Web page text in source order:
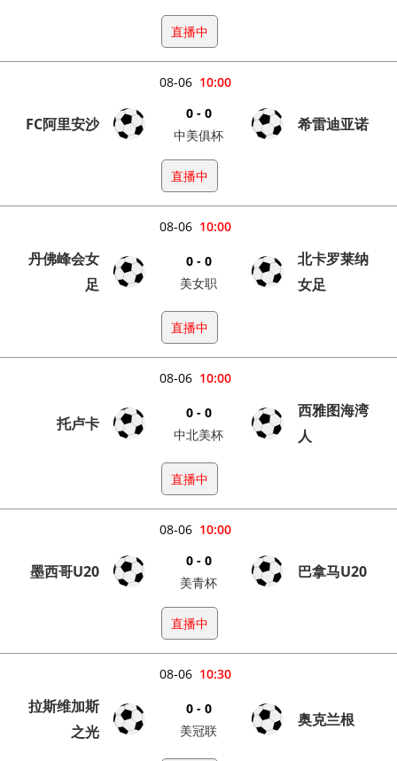
直播中
10:00
08-06
FC阿里安沙
0 - 0
中美俱杯
希雷迪亚诺
直播中
10:00
08-06
丹佛峰会女
足
0 - 0
美女职
北卡罗莱纳
女足
直播中
10:00
08-06
托卢卡
0 - 0
中北美杯
西雅图海湾
人
直播中
10:00
08-06
墨西哥U20
0 - 0
美青杯
巴拿马U20
直播中
10:30
08-06
拉斯维加斯
之光
0 - 0
美冠联
奥克兰根